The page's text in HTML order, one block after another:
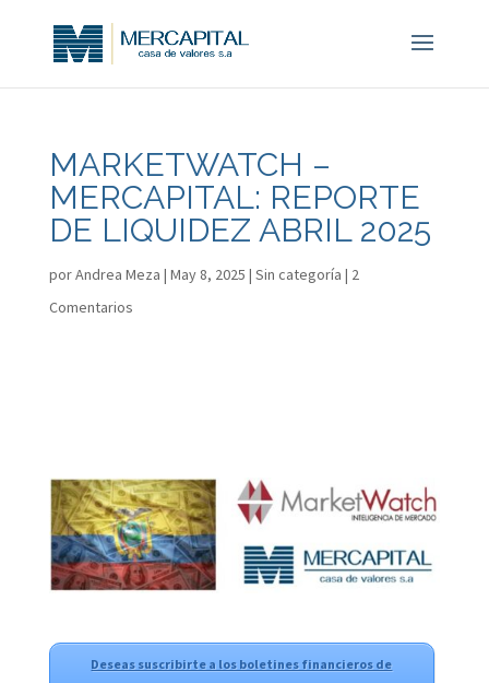
MARKETWATCH –
MERCAPITAL: REPORTE
DE LIQUIDEZ ABRIL 2025
porAndrea Meza | May 8, 2025 | Sin categoría | 2
Comentarios
Deseas suscribirte a los boletines financieros de